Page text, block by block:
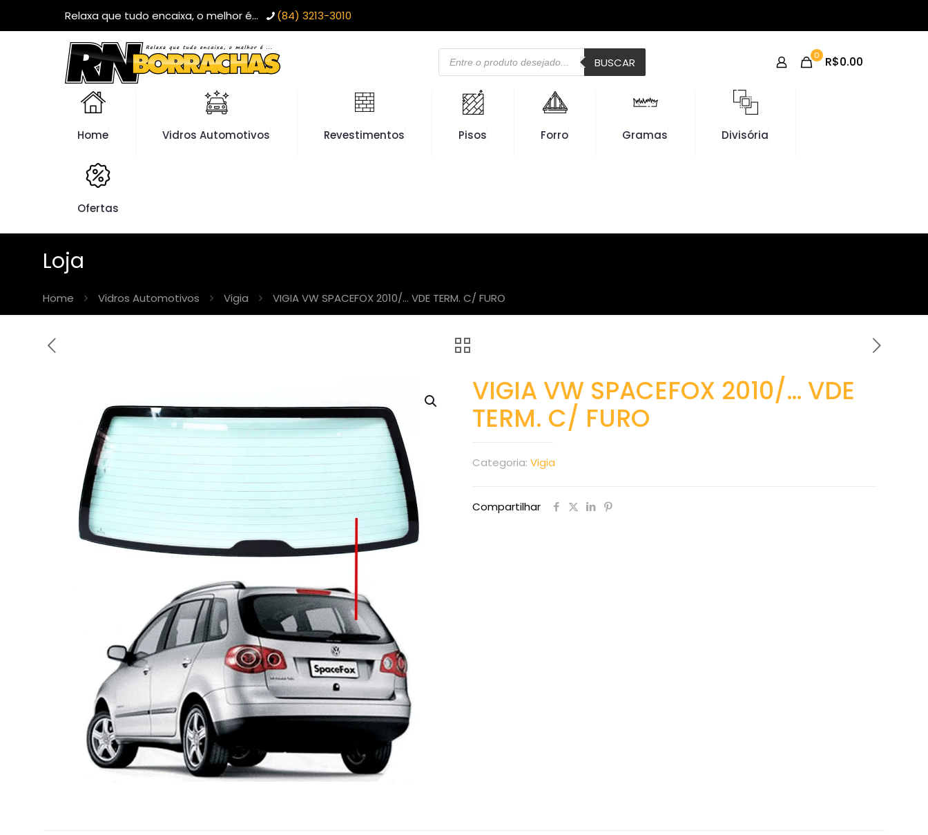
Relaxa que tudo encaixa, o melhor é... (84) 3213-3010
Pesquisar
produtos BUSCAR 0 R$0.00
Home Vidros Automotivos Revestimentos Pisos Forro Gramas Divisória
Ofertas
Loja
Home Vidros Automotivos Vigia VIGIA VW SPACEFOX 2010/… VDE TERM. C/ FURO
VIGIA VW SPACEFOX 2010/… VDE
TERM. C/ FURO
Categoria: Vigia
Compartilhar